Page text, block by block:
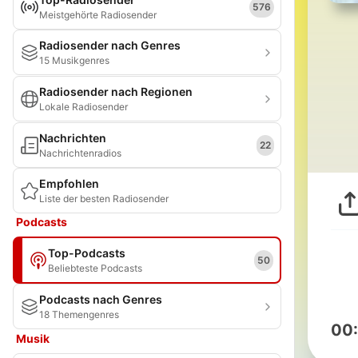
Meistgehörte Radiosender
576
Radiosender nach Genres
15 Musikgenres
Radiosender nach Regionen
Lokale Radiosender
Nachrichten
Nachrichtenradios
22
Empfohlen
Liste der besten Radiosender
Podcasts
Top-Podcasts
Beliebteste Podcasts
50
Podcasts nach Genres
18 Themengenres
Musik